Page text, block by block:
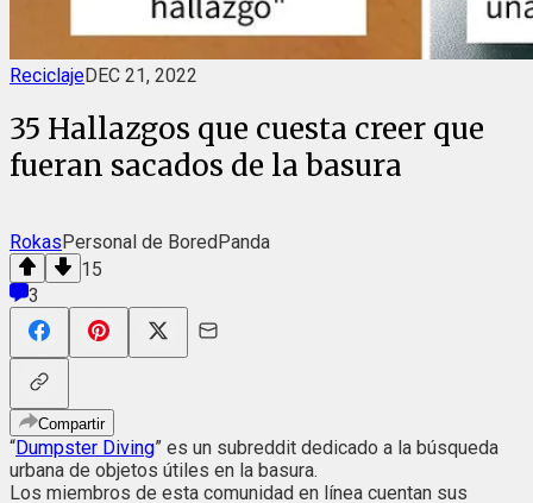
ReciclajeDEC 21, 2022
35 Hallazgos que cuesta creer que
fueran sacados de la basura
RokasPersonal de BoredPanda
15
3
Compartir
“Dumpster Diving” es un subreddit dedicado a la búsqueda
urbana de objetos útiles en la basura.
Los miembros de esta comunidad en línea cuentan sus